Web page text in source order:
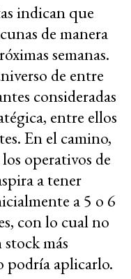
indican que
de manera
semanas.
de entre
consideradas
entre ellos
En el camino,
operativos de
a tener
a 5 o 6
con lo cual no
stock más
podría aplicarlo.